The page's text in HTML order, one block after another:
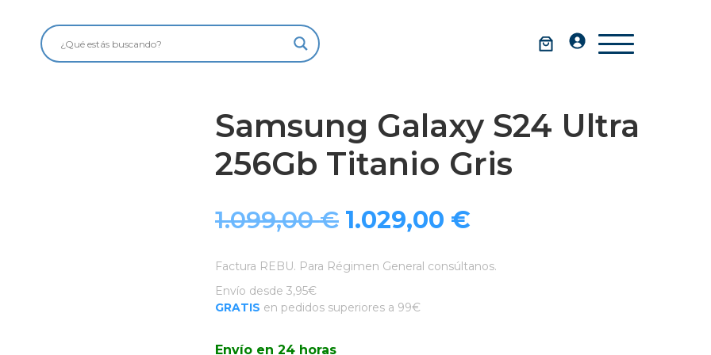
Samsung Galaxy S24 Ultra
256Gb Titanio Gris
1.099,00€ El
precio
1.029,00 €El
Factura REBU. Para Régimen General consúltanos.
Envío desde 3,95€
GRATIS en pedidos superiores a 99€
Envío en 24 horas